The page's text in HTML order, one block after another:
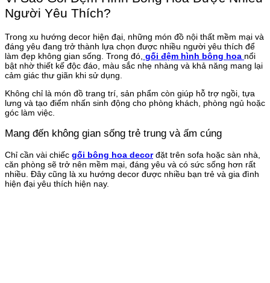
Người Yêu Thích?
Trong xu hướng decor hiện đại, những món đồ nội thất mềm mại và
đáng yêu đang trở thành lựa chọn được nhiều người yêu thích để
làm đẹp không gian sống. Trong đó, gối đệm hình bông hoa nổi
bật nhờ thiết kế độc đáo, màu sắc nhẹ nhàng và khả năng mang lại
cảm giác thư giãn khi sử dụng.
Không chỉ là món đồ trang trí, sản phẩm còn giúp hỗ trợ ngồi, tựa
lưng và tạo điểm nhấn sinh động cho phòng khách, phòng ngủ hoặc
góc làm việc.
Mang đến không gian sống trẻ trung và ấm cúng
Chỉ cần vài chiếc gối bông hoa decorđặt trên sofa hoặc sàn nhà,
căn phòng sẽ trở nên mềm mại, đáng yêu và có sức sống hơn rất
nhiều. Đây cũng là xu hướng decor được nhiều bạn trẻ và gia đình
hiện đại yêu thích hiện nay.